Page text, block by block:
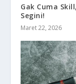
Gak Cuma
Segini!
Maret 22, 2026